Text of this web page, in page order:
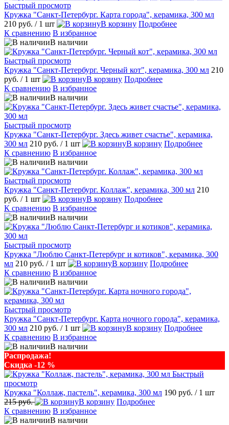
Быстрый просмотр
Кружка "Санкт-Петербург. Карта города", керамика, 300 мл
210 руб. / 1 шт В корзину Подробнее
К сравнению В избранное
В наличии
Быстрый просмотр
Кружка "Санкт-Петербург. Черный кот", керамика, 300 мл 210
руб. / 1 шт В корзину Подробнее
К сравнению В избранное
В наличии
Быстрый просмотр
Кружка "Санкт-Петербург. Здесь живет счастье", керамика,
300 мл 210 руб. / 1 шт В корзину Подробнее
К сравнению В избранное
В наличии
Быстрый просмотр
Кружка "Санкт-Петербург. Коллаж", керамика, 300 мл 210
руб. / 1 шт В корзину Подробнее
К сравнению В избранное
В наличии
Быстрый просмотр
Кружка "Люблю Санкт-Петербург и котиков", керамика, 300
мл 210 руб. / 1 шт В корзину Подробнее
К сравнению В избранное
В наличии
Быстрый просмотр
Кружка "Санкт-Петербург. Карта ночного города", керамика,
300 мл 210 руб. / 1 шт В корзину Подробнее
К сравнению В избранное
В наличии
Распродажа!
Скидка -12 %
Быстрый
просмотр
Кружка "Коллаж, пастель", керамика, 300 мл 190 руб. / 1 шт
215 руб.
В корзину Подробнее
К сравнению В избранное
В наличии